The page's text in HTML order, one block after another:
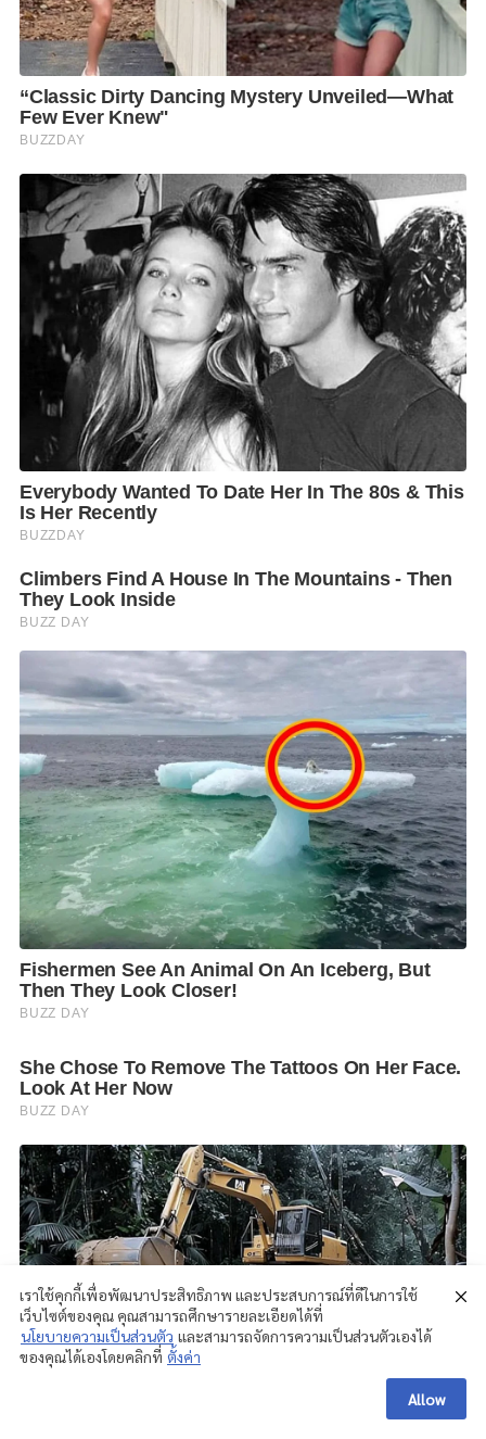
เราใช้คุกกี้เพื่อพัฒนาประสิทธิภาพ และประสบการณ์ที่ดีในการใช้
เว็บไซต์ของคุณ คุณสามารถศึกษารายละเอียดได้ที่
นโยบายความเป็นส่วนตัว และสามารถจัดการความเป็นส่วนตัวเองได้
ของคุณได้เองโดยคลิกที่ ตั้งค่า
Allow